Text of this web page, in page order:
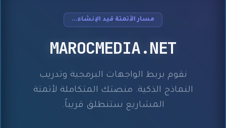
مسار الأتمتة قيد الإنشاء...
MAROCMEDIA.NET
نقوم بربط الواجهات البرمجية وتدريب
النماذج الذكية. منصتك المتكاملة لأتمتة
المشاريع ستنطلق قريباً.